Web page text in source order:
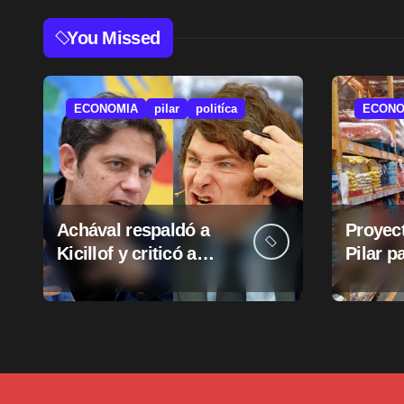
You Missed
ECONOMIA pilar politíca
Achával respaldó a
Kicillof y criticó a
Milei
Pilar